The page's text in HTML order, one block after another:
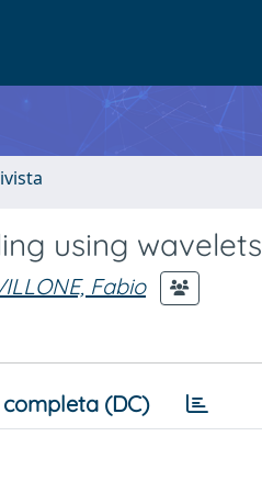
using wavelets
Fabio
(DC)